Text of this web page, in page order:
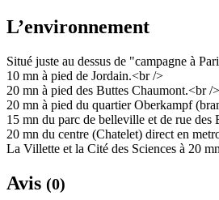
L’environnement
Situé juste au dessus de "campagne à
10 mn à pied de Jordain.<br />
20 mn à pied des Buttes Chaumont.<br />
20 mn à pied du quartier Oberkampf
15 mn du parc de belleville et de rue des
20 mn du centre (Chatelet) direct en
La Villette et la Cité des Sciences à 20
Avis (0)